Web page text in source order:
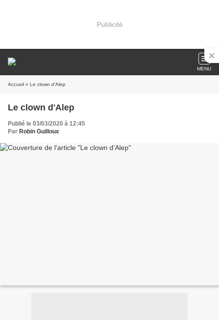
Publicité
MENU
Accueil » Le clown d'Alep
Le clown d'Alep
Publié le 03/03/2020 à 12:45
Par Robin Guilloux